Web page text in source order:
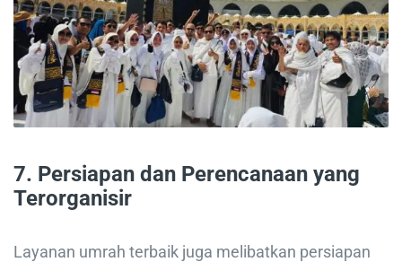
7. Persiapan dan Perencanaan yang
Terorganisir
Layanan umrah terbaik juga melibatkan persiapan